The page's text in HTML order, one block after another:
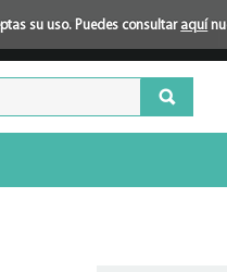
su uso. Puedes consultar aquí